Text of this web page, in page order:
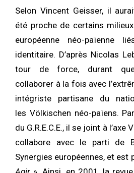
Selon Vincent Geisser, il
été proche de certains
européenne néo-païenne
identitaire. D’après Nicolas
tour de force, durant
collaborer à la fois avec
intégriste partisane du
les Völkischen néo-païens.
du G.R.E.C.E., il se joint à l’axe
collabore avec le parti de
Synergies européennes, et est